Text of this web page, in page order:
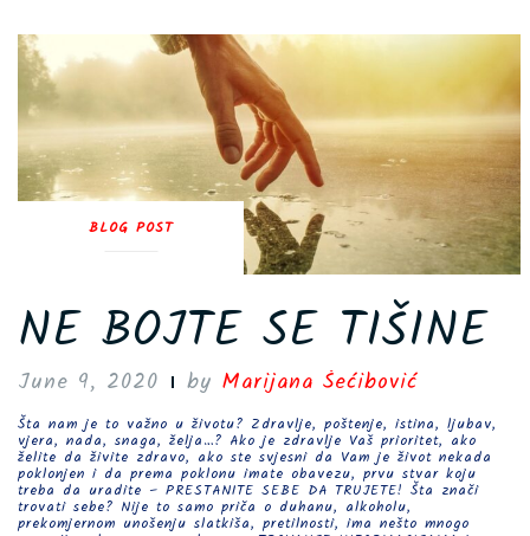
BLOG POST
NE BOJTE SE TIŠINE
June 9, 2020 by Marijana Šećibović
Šta nam je to važno u životu? Zdravlje, poštenje, istina, ljubav,
vjera, nada, snaga, želja…? Ako je zdravlje Vaš prioritet, ako
želite da živite zdravo, ako ste svjesni da Vam je život nekada
poklonjen i da prema poklonu imate obavezu, prvu stvar koju
treba da uradite – PRESTANITE SEBE DA TRUJETE! Šta znači
trovati sebe? Nije to samo priča o duhanu, alkoholu,
prekomjernom unošenju slatkiša, pretilnosti, ima nešto mnogo